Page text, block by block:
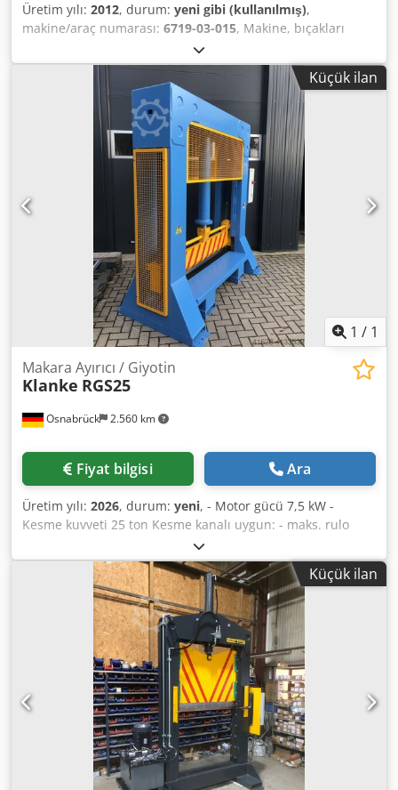
Üretim yılı: 2012, durum: yeni gibi (kullanılmış),
makine/araç numarası: 6719-03-015, Makine, bıçakları
kesmek için aletler kullanarak kumaş ve deri malzemeleri
kesmek ve sert malzemeleri taşlamak için tasarlanmış ve
üretilmiştir. Makine, alet kesimi sırasında malzemeyi sıkıca
tutan yerleşik bir emme sistemine sahip bir çalışma
yüzeyinden oluşur. Operatör dışarıdan yapılan çizimleri
makineye yükleyebilir; alternatif olarak, makinenin
donatıldığı bilgisayarı kullanarak çizimi doğrudan
uygulayabilir. Makine yalnızca endüstriyel kullanım için
tasarlanmıştır Dkedoha Nxcspfx Agpor
Küçük ilan
1 / 1
Osnabrück 2.560 km
Makara Ayırıcı / Giyotin
Klanke RGS25
Fiyat bilgisi Ara
Üretim yılı: 2026, durum: yeni, - Motor gücü 7,5 kW -
Kesme kuvveti 25 ton Kesme kanalı uygun: - maks. rulo
uzunluğu 1500 mm - maks. rulo çapı 800 mm - Makine
ağırlığı yaklaşık 3000 kg - Yaklaşık 110 litre tank kapasitesi -
Kumanda paneli ve karşısında el koruma kafesi Djdpfx
Aged Tfzdepjkr - Düz tip ayırıcı masa - Almanca belgeler: 2
kopya (1x metin, 1x CD) - Renk: RAL 5012 açık mavi Koruma
kafesi/bıçak kirişi RAL 1028 kavun sarısı Makine stokta –
hemen teslim Fiyat ve ek bilgi talep üzerine
Küçük ilan